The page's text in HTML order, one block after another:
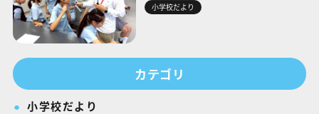
小学校だより
カテゴリ
小学校だより